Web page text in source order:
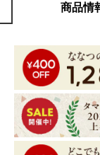
商品情